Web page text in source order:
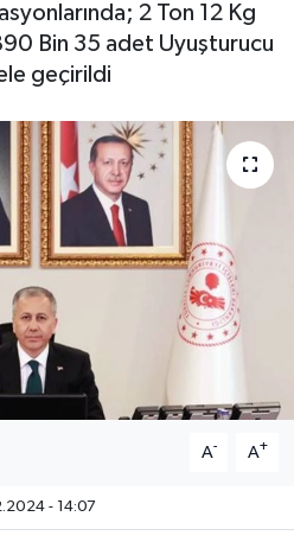
2 Ton 12 Kg
Bin 35 adet Uyuşturucu
geçirildi
A- A+
- 14:07